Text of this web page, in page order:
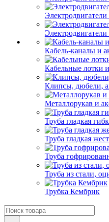
Кабель-каналы и
Кабельные лотки
Клипсы, дюбели,
Металлорукав и
Труба гладкая
Труба гладкая
Труба
Труба из стали,
Трубка Кембрик